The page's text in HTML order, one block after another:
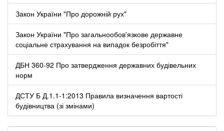
Закон України "Про дорожній рух"
Закон України "Про загальнообов'язкове державне
соціальне страхування на випадок безробіття"
ДБН 360-92 Про затвердження державних будівельних
норм
ДСТУ Б Д.1.1-1:2013 Правила визначення вартості
будівництва (зі змінами)